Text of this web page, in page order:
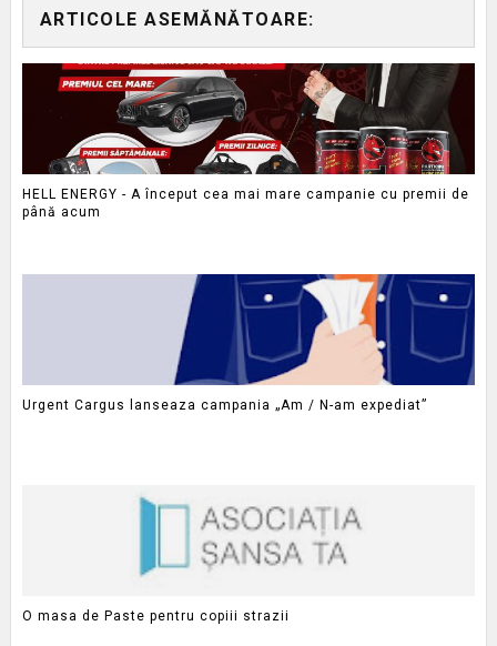
ARTICOLE ASEMĂNĂTOARE:
HELL ENERGY - A început cea mai mare campanie cu premii de
până acum
Urgent Cargus lanseaza campania „Am / N-am expediat”
O masa de Paste pentru copiii strazii